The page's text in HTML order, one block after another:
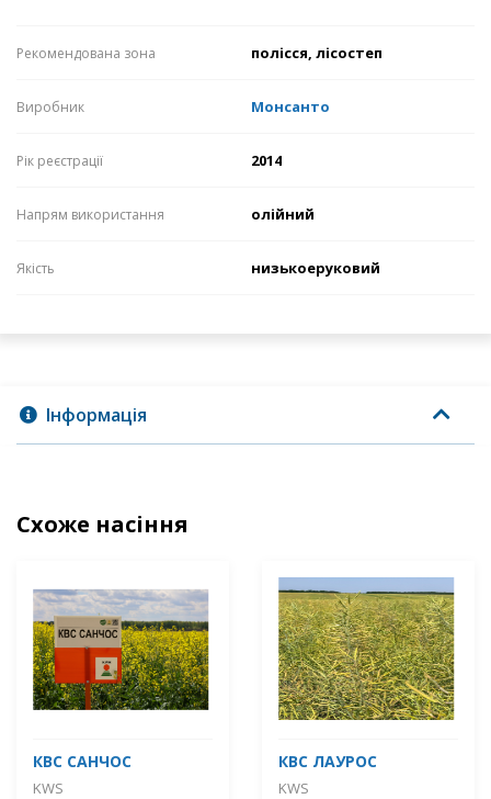
Рекомендована зона полісся, лісостеп
Виробник Монсанто
Рік реєстрації 2014
Напрям використання олійний
Якість низькоеруковий
Інформація
Схоже насіння
КВС САНЧОС
KWS
КВС ЛАУРОС
KWS